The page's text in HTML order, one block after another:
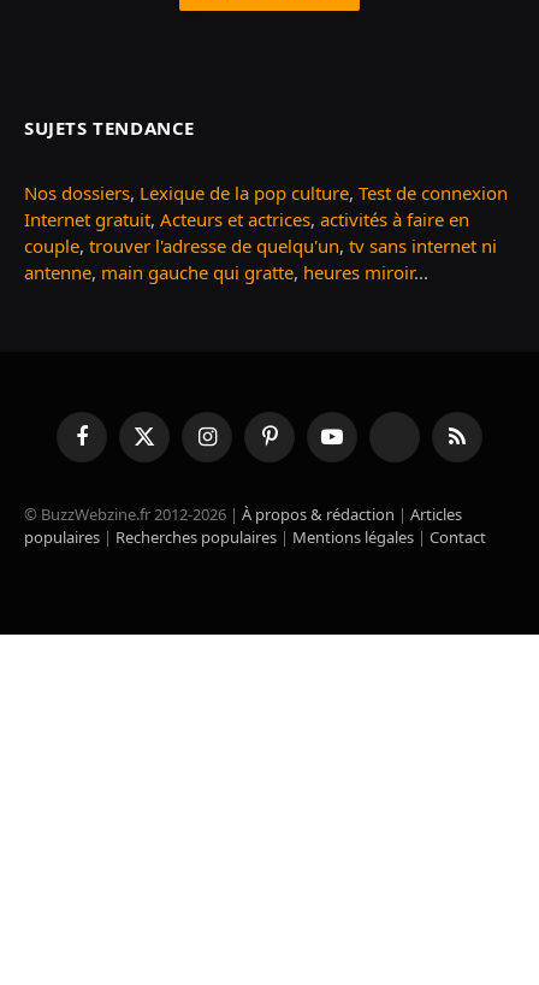
SUJETS TENDANCE
Nos dossiers, Lexique de la pop culture, Test de connexion
Internet gratuit, Acteurs et actrices, activités à faire en
couple, trouver l'adresse de quelqu'un, tv sans internet ni
antenne, main gauche qui gratte, heures miroir...
FacebookX
(Twitter)
InstagramPinterestYouTube TikTok RSS
© BuzzWebzine.fr 2012-2026 | À propos & rédaction | Articles
populaires | Recherches populaires | Mentions légales | Contact